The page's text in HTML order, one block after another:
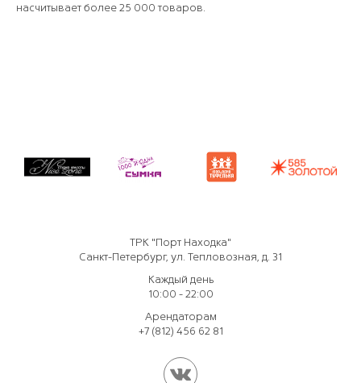
насчитывает более 25 000 товаров.
Каждый день
10:00 - 22:00
Арендаторам
+7 (812) 456 62 81
ТРК "Порт Находка"
Санкт-Петербург, ул. Тепловозная, д. 31